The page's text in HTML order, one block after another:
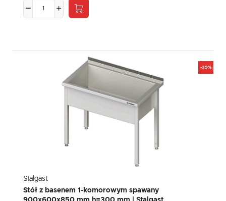
-39%
Stalgast
Stół z basenem 1-komorowym spawany